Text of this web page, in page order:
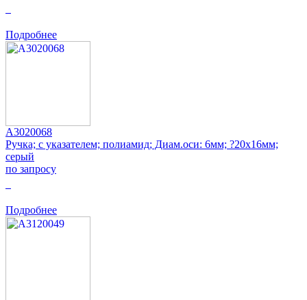
Подробнее
A3020068
Ручка; с указателем; полиамид; Диам.оси: 6мм; ?20x16мм;
серый
по запросу
Подробнее